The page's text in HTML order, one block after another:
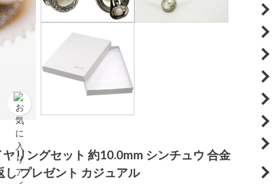
リングセット 約10.0mm シンチュウ 合金
し プレゼント カジュアル